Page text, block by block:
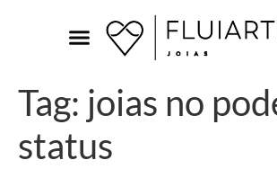
Tag: joias no
status